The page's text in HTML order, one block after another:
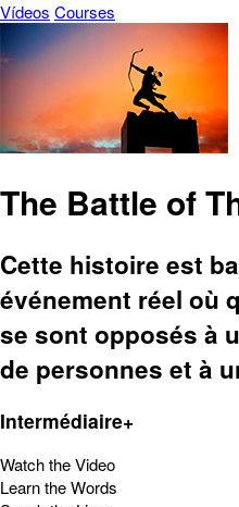
Vídeos Courses
The Battle of
Cette histoire est
événement réel où
se sont opposés à
de personnes et à
Intermédiaire+
Watch the Video
Learn the Words